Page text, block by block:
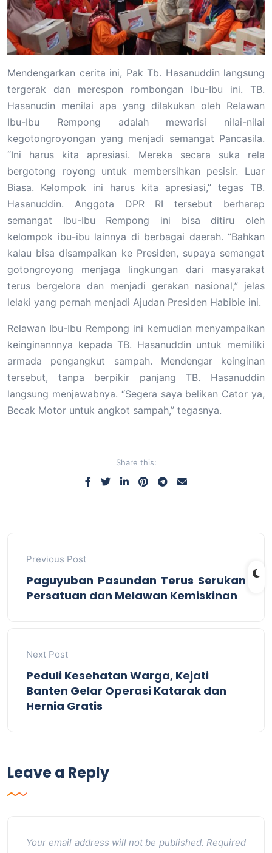
Mendengarkan cerita ini, Pak Tb. Hasanuddin langsung
tergerak dan merespon rombongan Ibu-Ibu ini. TB.
Hasanudin menilai apa yang dilakukan oleh Relawan
Ibu-Ibu Rempong adalah mewarisi nilai-nilai
kegotongroyongan yang menjadi semangat Pancasila.
“Ini harus kita apresiasi. Mereka secara suka rela
bergotong royong untuk membersihkan pesisir. Luar
Biasa. Kelompok ini harus kita apresiasi,” tegas TB.
Hasanuddin. Anggota DPR RI tersebut berharap
semangat Ibu-Ibu Rempong ini bisa ditiru oleh
kelompok ibu-ibu lainnya di berbagai daerah. “Bahkan
kalau bisa disampaikan ke Presiden, supaya semangat
gotongroyong menjaga lingkungan dari masyarakat
terus bergelora dan menjadi gerakan nasional,” jelas
lelaki yang pernah menjadi Ajudan Presiden Habibie ini.
Relawan Ibu-Ibu Rempong ini kemudian menyampaikan
keinginannnya kepada TB. Hasanuddin untuk memiliki
armada pengangkut sampah. Mendengar keinginan
tersebut, tanpa berpikir panjang TB. Hasanuddin
langsung menjawabnya. “Segera saya belikan Cator ya,
Becak Motor untuk angkot sampah,” tegasnya.
Share this:
Previous Post
Paguyuban Pasundan Terus Serukan
Persatuan dan Melawan Kemiskinan
Next Post
Peduli Kesehatan Warga, Kejati
Banten Gelar Operasi Katarak dan
Hernia Gratis
Leave a Reply
Your email address will not be published. Required